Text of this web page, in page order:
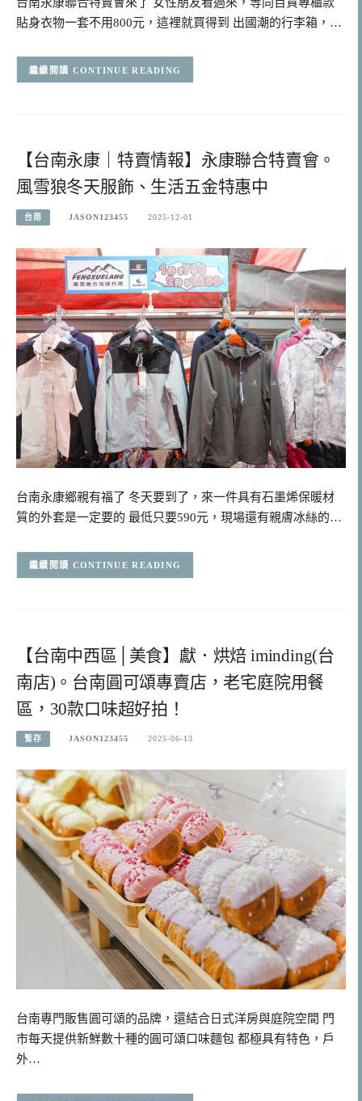
貼身衣物一套不用800元，這裡就買得到 出國潮的行李箱，…
CONTINUE READING
【台南永康｜特賣情報】永康聯合特賣會。
風雪狼冬天服飾、生活五金特惠中
台南 JASON123455 2025-12-01
台南永康鄉親有福了 冬天要到了，來一件具有石墨烯保暖材
質的外套是一定要的 最低只要590元，現場還有親膚冰絲的…
CONTINUE READING
【台南中西區│美食】獻．烘焙 iminding(台
南店)。台南圓可頌專賣店，老宅庭院用餐
區，30款口味超好拍！
暫存 JASON123455 2025-06-13
台南專門販售圓可頌的品牌，還結合日式洋房與庭院空間 門
市每天提供新鮮數十種的圓可頌口味麵包 都極具有特色，戶
外…